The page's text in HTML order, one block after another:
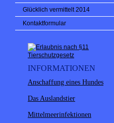
Glücklich vermittelt 2014
Kontaktformular
INFORMATIONEN
Anschaffung eines Hundes
Das Auslandstier
Mittelmeerinfektionen